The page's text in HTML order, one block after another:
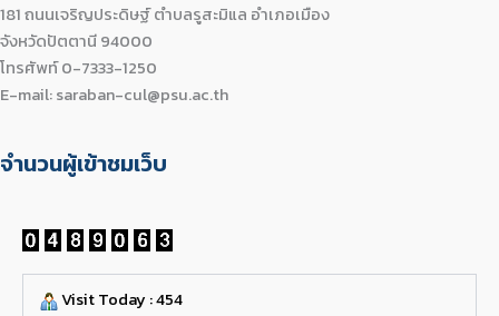
181 ถนนเจริญประดิษฐ์ ตำบลรูสะมิแล อำเภอเมือง
จังหวัดปัตตานี 94000
โทรศัพท์ 0-7333-1250
E-mail: saraban-cul@psu.ac.th
จำนวนผู้เข้าชมเว็บ
Visit Today : 454